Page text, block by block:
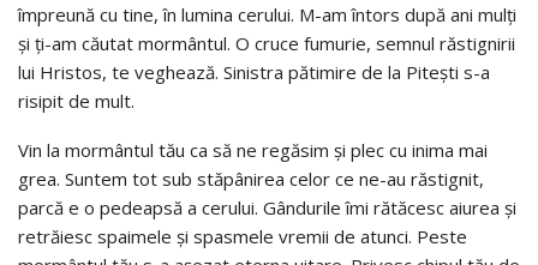
împreună cu tine, în lumina cerului. M-am întors după ani mulţi
şi ţi-am căutat mormântul. O cruce fumurie, semnul răstignirii
lui Hristos, te veghează. Sinistra pătimire de la Piteşti s-a
risipit de mult.
Vin la mormântul tău ca să ne regăsim şi plec cu inima mai
grea. Suntem tot sub stăpânirea celor ce ne-au răstignit,
parcă e o pedeapsă a cerului. Gândurile îmi rătăcesc aiurea şi
retrăiesc spaimele şi spasmele vremii de atunci. Peste